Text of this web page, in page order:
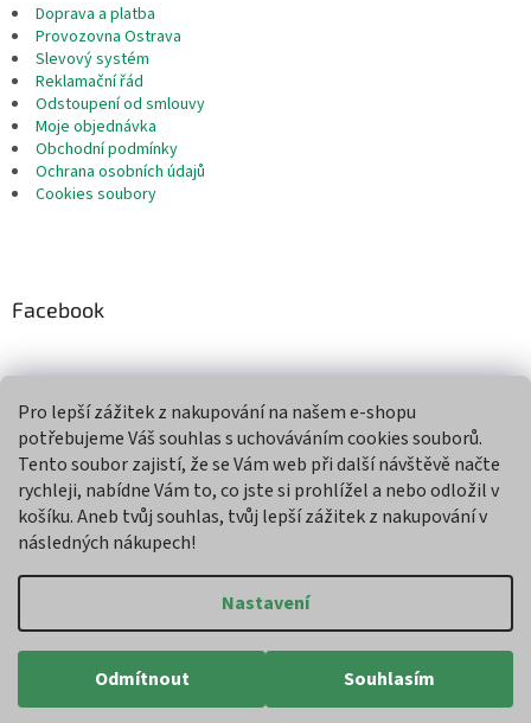
Pro lepší zážitek z nakupování na našem e-shopu
potřebujeme Váš souhlas s uchováváním cookies souborů.
Tento soubor zajistí, že se Vám web při další návštěvě načte
rychleji, nabídne Vám to, co jste si prohlížel a nebo odložil v
košíku. Aneb tvůj souhlas, tvůj lepší zážitek z nakupování v
následných nákupech!
Nastavení
Odmítnout Souhlasím
Doprava a platba
Provozovna Ostrava
Slevový systém
Reklamační řád
Odstoupení od smlouvy
Moje objednávka
Obchodní podmínky
Ochrana osobních údajů
Cookies soubory
Facebook
Přijímáme online platby
Copyright 2026Agroman. Všechna práva vyhrazena.Upravit
nastavení cookies